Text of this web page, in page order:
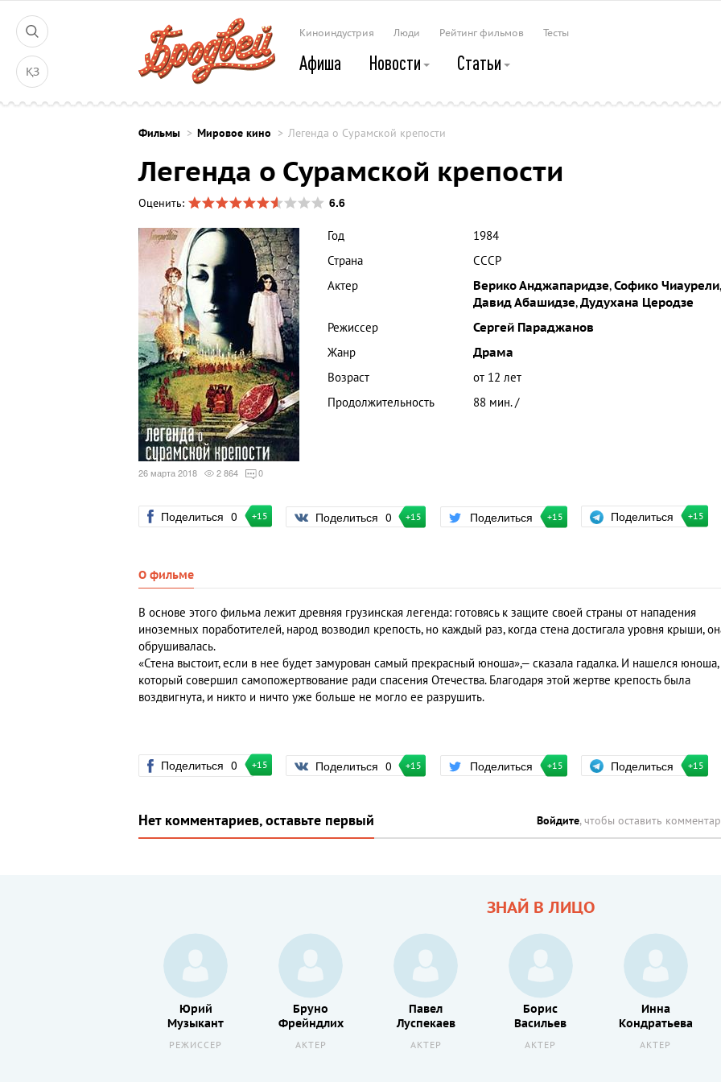
ҚЗ
Киноиндустрия Люди Рейтинг фильмов Тесты
Афиша Новости Статьи
Фильмы Мировое кино Легенда о Сурамской крепости
Легенда о Сурамской крепости
Оценить: 6.6
26 марта 2018 2 864 0
Год
1984
Страна
СССР
Актер
Верико Анджапаридзе,Софико Чиаурели,
Давид Абашидзе,Дудухана Церодзе
Режиссер
Сергей Параджанов
Жанр
Драма
Возраст
от 12 лет
Продолжительность
88 мин. /
Поделиться 0 +15 Поделиться 0 +15 Поделиться +15 Поделиться +15
О фильме
В основе этого фильма лежит древняя грузинская легенда: готовясь к защите своей страны от нападения
иноземных поработителей, народ возводил крепость, но каждый раз, когда стена достигала уровня крыши,
обрушивалась.
«Стена выстоит, если в нее будет замурован самый прекрасный юноша»,— сказала гадалка. И нашелся юноша,
который совершил самопожертвование ради спасения Отечества. Благодаря этой жертве крепость была
воздвигнута, и никто и ничто уже больше не могло ее разрушить.
Поделиться 0 +15 Поделиться 0 +15 Поделиться +15 Поделиться +15
Нет комментариев, оставьте первый Войдите, чтобы оставить
ЗНАЙ В ЛИЦО
Юрий
Музыкант
РЕЖИССЕР
Бруно
Фрейндлих
АКТЕР
Павел
Луспекаев
АКТЕР
Борис
Васильев
АКТЕР
Инна
Кондратьева
АКТЕР